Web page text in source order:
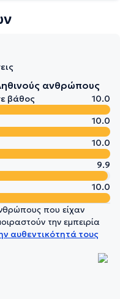
ανθρώπους
βάθος
10.0
10.0
10.0
9.9
10.0
που είχαν
την εμπειρία
αυθεντικότητά τους